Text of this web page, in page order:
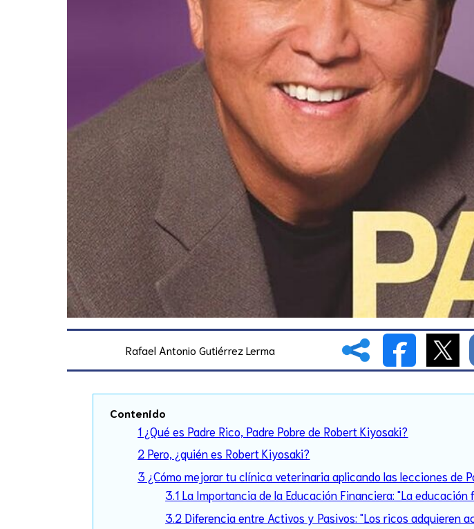
Rafael Antonio Gutiérrez Lerma
Contenido
1 ¿Qué es Padre Rico, Padre Pobre de Robert Kiyosaki?
2 Pero, ¿quién es Robert Kiyosaki?
3 ¿Cómo mejorar tu clínica veterinaria aplicando las lecciones de
3.1 La Importancia de la Educación Financiera: "La
3.2 Diferencia entre Activos y Pasivos: "Los ricos adquieren